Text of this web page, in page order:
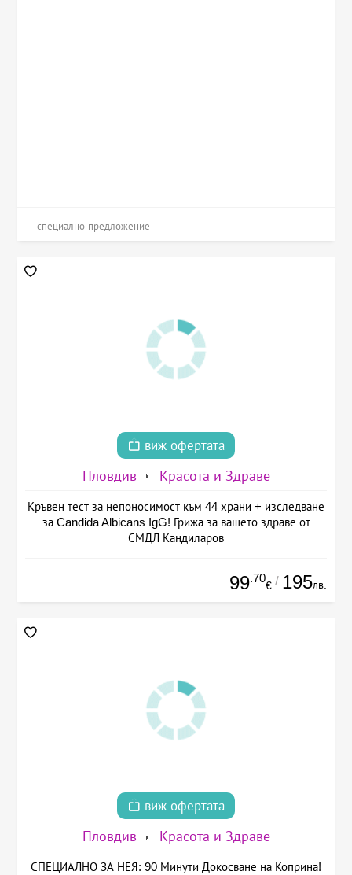
специално предложение
виж офертата
Пловдив Красота и Здраве
Кръвен тест за непоносимост към 44 храни + изследване
за Candida Albicans IgG! Грижа за вашето здраве от
СМДЛ Кандиларов
99.70
€ / 195лв.
виж офертата
Пловдив Красота и Здраве
СПЕЦИАЛНО ЗА НЕЯ: 90 Минути Докосване на Коприна!